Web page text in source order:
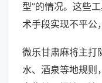
型”的情况。这些
术手段实现不平公
微乐甘肃麻将主打
水、酒泉等地规则